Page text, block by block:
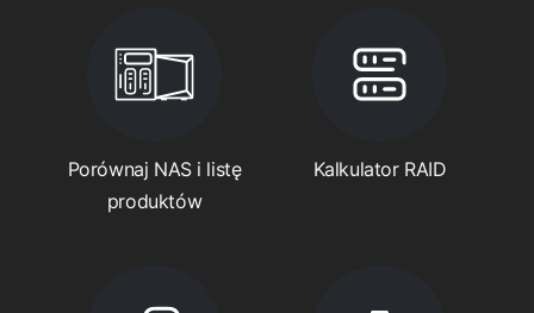
Porównaj NAS i listę
produktów
Kalkulator RAID